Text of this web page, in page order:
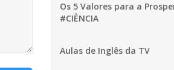
Os 5 Valores para a
#CIÊNCIA
Aulas de Inglês da TV